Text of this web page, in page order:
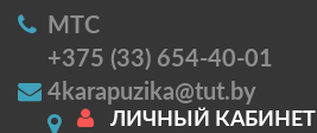
МТС
+375 (33) 654-40-01
4karapuzika@tut.by
ЛИЧНЫЙ КАБИНЕТ